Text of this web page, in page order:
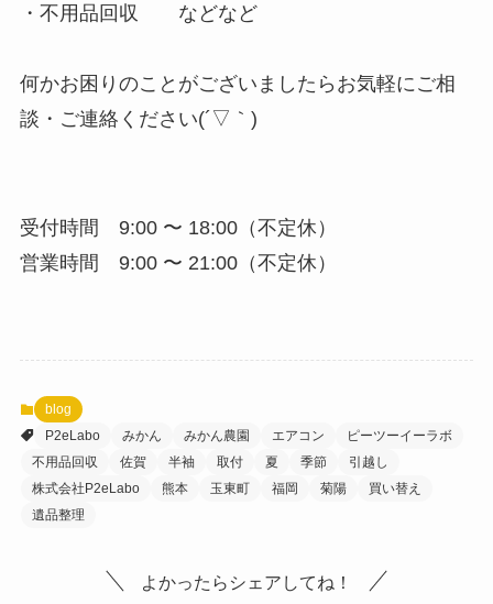
・不用品回収 などなど
何かお困りのことがございましたらお気軽にご相
談・ご連絡ください(´▽｀)
受付時間 9:00 〜 18:00（不定休）
営業時間 9:00 〜 21:00（不定休）
blog
P2eLabo
みかん みかん農園 エアコン
ピーツーイーラボ
不用品回収
佐賀 半袖 取付 夏 季節
引越し
株式会社P2eLabo
熊本 玉東町 福岡 菊陽
買い替え
遺品整理
よかったらシェアしてね！